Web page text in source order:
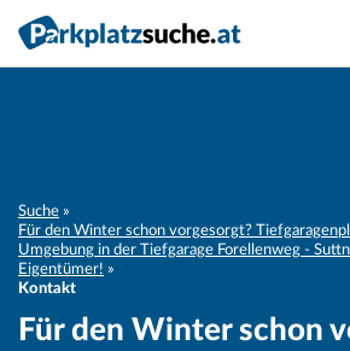
Suche
Für den Winter schon vorgesorgt?
Umgebung in der Tiefgarage Forellenweg -
Eigentümer!
Kontakt
Für den Winter schon